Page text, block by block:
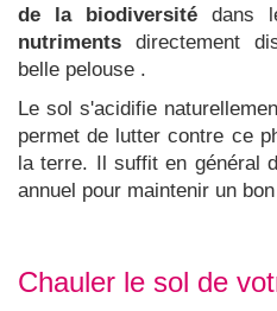
de la biodiversité dans
nutriments directement
belle pelouse .
Le sol s'acidifie
permet de lutter contre ce
la terre. Il suffit en général
annuel pour maintenir un
Chauler le sol de